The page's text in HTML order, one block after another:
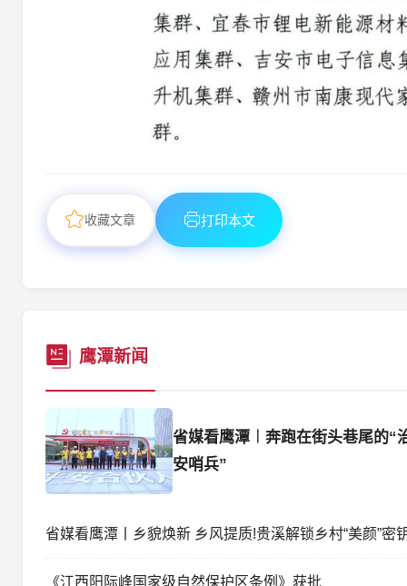
收藏文章 打印本文
鹰潭新闻
省媒看鹰潭︱奔跑在街头巷尾的“
安哨兵”
省媒看鹰潭丨乡貌焕新 乡风提质!贵溪解锁乡村“美颜”密
《江西阳际峰国家级自然保护区条例》获批